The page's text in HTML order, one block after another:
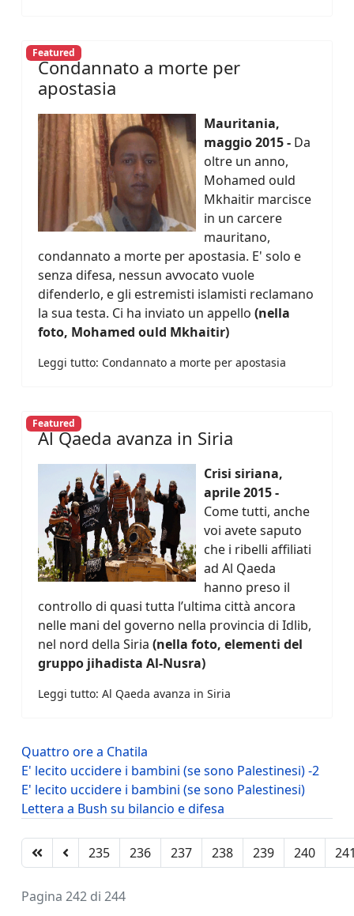
Featured
Condannato a morte per
apostasia
Mauritania,
maggio 2015 - Da
oltre un anno,
Mohamed ould
Mkhaitir marcisce
in un carcere
mauritano,
condannato a morte per apostasia. E' solo e
senza difesa, nessun avvocato vuole
difenderlo, e gli estremisti islamisti reclamano
la sua testa. Ci ha inviato un appello (nella
foto, Mohamed ould Mkhaitir)
Leggi tutto: Condannato a morte per apostasia
Featured
Al Qaeda avanza in Siria
Crisi siriana,
aprile 2015 -
Come tutti, anche
voi avete saputo
che i ribelli affiliati
ad Al Qaeda
hanno preso il
controllo di quasi tutta l’ultima città ancora
nelle mani del governo nella provincia di Idlib,
nel nord della Siria (nella foto, elementi del
gruppo jihadista Al-Nusra)
Leggi tutto: Al Qaeda avanza in Siria
Quattro ore a Chatila
E' lecito uccidere i bambini (se sono Palestinesi) -2
E' lecito uccidere i bambini (se sono Palestinesi)
Lettera a Bush su bilancio e difesa
235 236 237 238 239 240
Pagina 242 di 244